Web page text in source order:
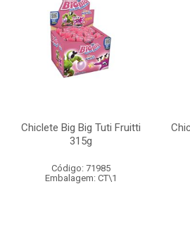
Chiclete Big Big Tuti Fruitti
315g
Código: 71985
Embalagem: CT\1